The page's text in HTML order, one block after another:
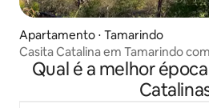
Apartamento ⋅ Tamarindo
Casita Catalina em Tamarindo
Qual é a melhor